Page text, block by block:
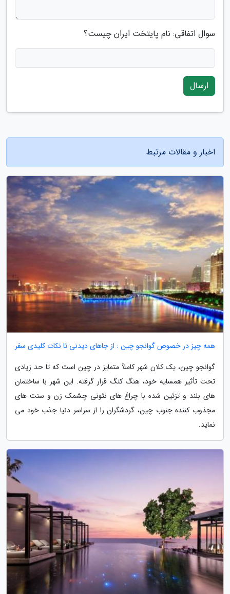
سوال اتفاقی: نام پایتخت ایران چیست؟
ارسال
اخبار و مقالات مرتبط
همه چیز در خصوص گوانجو چین : از جاهای دیدنی تا نکات کلیدی سفر
گوانجو چین، یک کلان شهر کاملاً متمایز در چین است که تا حد زیادی
تحت تأثیر همسایه خود، هنگ کنگ قرار گرفته. این شهر با ساختمان
های بلند و تزئین شده با چراغ های نئونی چشمک زن و سنت های
مجذوب کننده جنوب چین، گردشگران را از سراسر دنیا جذب خود می
نماید.